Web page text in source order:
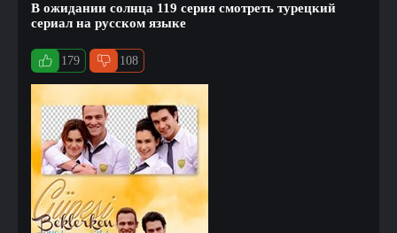
В ожидании солнца 119 серия смотреть турецкий
сериал на русском языке
179 108